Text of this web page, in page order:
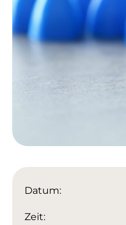
Datum:
Zeit: